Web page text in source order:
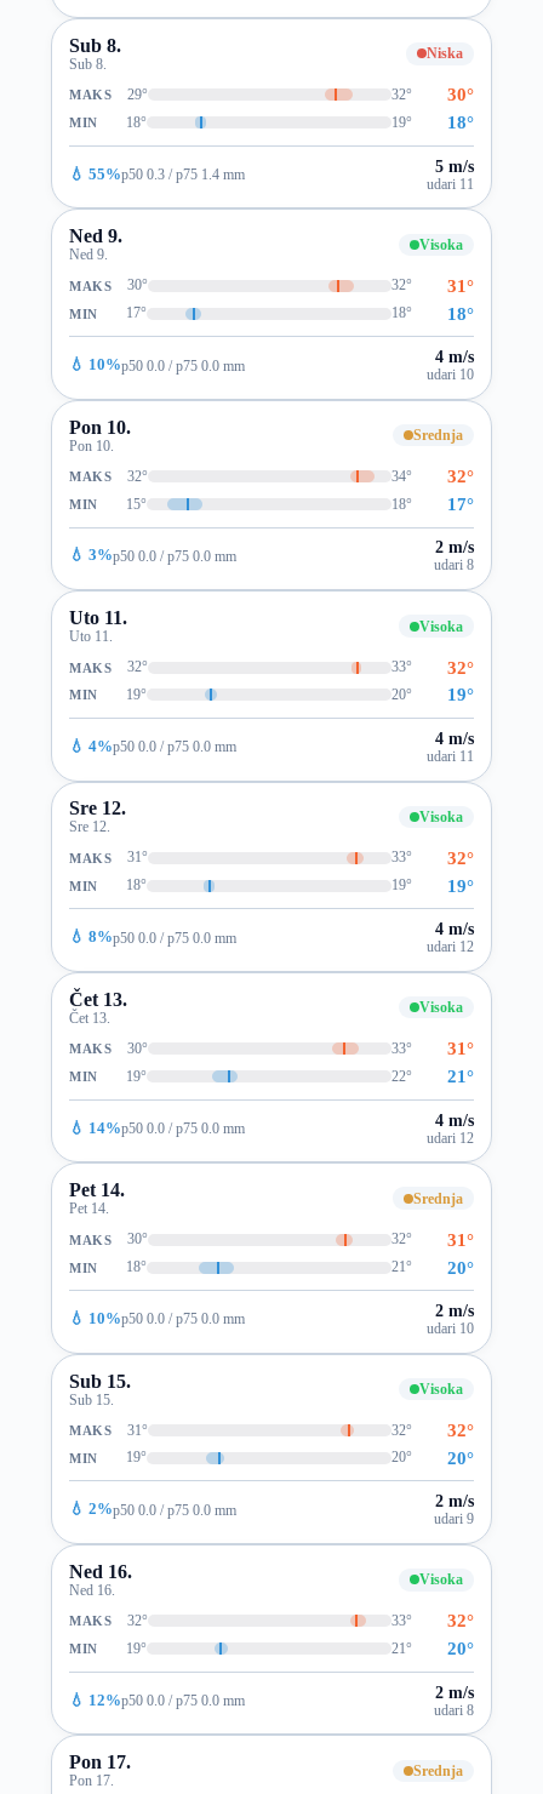
Sub 8.
Sub 8.
Niska
MAKS 29° 32° 30°
MIN 18° 19° 18°
💧 55%p50 0.3 / p75 1.4 mm 5 m/s
udari 11
Ned 9.
Ned 9.
Visoka
MAKS 30° 32° 31°
MIN 17° 18° 18°
💧 10%p50 0.0 / p75 0.0 mm 4 m/s
udari 10
Pon 10.
Pon 10.
Srednja
MAKS 32° 34° 32°
MIN 15° 18° 17°
💧 3%p50 0.0 / p75 0.0 mm 2 m/s
udari 8
Uto 11.
Uto 11.
Visoka
MAKS 32° 33° 32°
MIN 19° 20° 19°
💧 4%p50 0.0 / p75 0.0 mm 4 m/s
udari 11
Sre 12.
Sre 12.
Visoka
MAKS 31° 33° 32°
MIN 18° 19° 19°
💧 8%p50 0.0 / p75 0.0 mm 4 m/s
udari 12
Čet 13.
Čet 13.
Visoka
MAKS 30° 33° 31°
MIN 19° 22° 21°
💧 14%p50 0.0 / p75 0.0 mm 4 m/s
udari 12
Pet 14.
Pet 14.
Srednja
MAKS 30° 32° 31°
MIN 18° 21° 20°
💧 10%p50 0.0 / p75 0.0 mm 2 m/s
udari 10
Sub 15.
Sub 15.
Visoka
MAKS 31° 32° 32°
MIN 19° 20° 20°
💧 2%p50 0.0 / p75 0.0 mm 2 m/s
udari 9
Ned 16.
Ned 16.
Visoka
MAKS 32° 33° 32°
MIN 19° 21° 20°
💧 12%p50 0.0 / p75 0.0 mm 2 m/s
udari 8
Pon 17.
Pon 17.
Srednja